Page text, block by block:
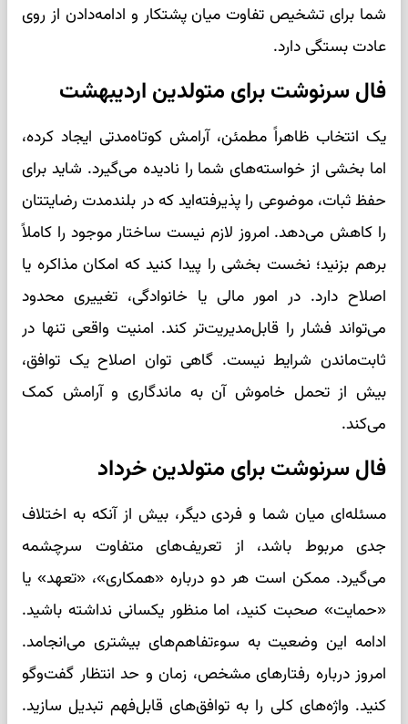
شما برای تشخیص تفاوت میان پشتکار و ادامه‌دادن از روی
عادت بستگی دارد.
فال سرنوشت برای متولدین اردیبهشت
یک انتخاب ظاهراً مطمئن، آرامش کوتاه‌مدتی ایجاد کرده،
اما بخشی از خواسته‌های شما را نادیده می‌گیرد. شاید برای
حفظ ثبات، موضوعی را پذیرفته‌اید که در بلندمدت رضایتتان
را کاهش می‌دهد. امروز لازم نیست ساختار موجود را کاملاً
برهم بزنید؛ نخست بخشی را پیدا کنید که امکان مذاکره یا
اصلاح دارد. در امور مالی یا خانوادگی، تغییری محدود
می‌تواند فشار را قابل‌مدیریت‌تر کند. امنیت واقعی تنها در
ثابت‌ماندن شرایط نیست. گاهی توان اصلاح یک توافق،
بیش از تحمل خاموش آن به ماندگاری و آرامش کمک
می‌کند.
فال سرنوشت برای متولدین خرداد
مسئله‌ای میان شما و فردی دیگر، بیش از آنکه به اختلاف
جدی مربوط باشد، از تعریف‌های متفاوت سرچشمه
می‌گیرد. ممکن است هر دو درباره «همکاری»، «تعهد» یا
«حمایت» صحبت کنید، اما منظور یکسانی نداشته باشید.
ادامه این وضعیت به سوءتفاهم‌های بیشتری می‌انجامد.
امروز درباره رفتارهای مشخص، زمان و حد انتظار گفت‌وگو
کنید. واژه‌های کلی را به توافق‌های قابل‌فهم تبدیل سازید.